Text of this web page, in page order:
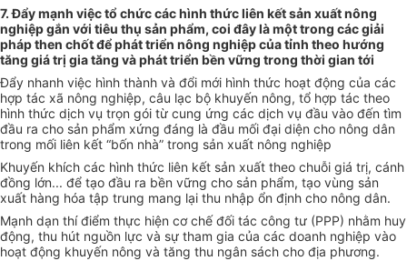
7. Đẩy mạnh việc tổ chức các hình thức liên kết sản xuất nông
nghiệp gắn với tiêu thụ sản phẩm, coi đây là một trong các giải
pháp then chốt để phát triển nông nghiệp của tỉnh theo hướng
tăng giá trị gia tăng và phát triển bền vững trong thời gian tới
Đẩy nhanh việc hình thành và đổi mới hình thức hoạt động của các
hợp tác xã nông nghiệp, câu lạc bộ khuyến nông, tổ hợp tác theo
hình thức dịch vụ trọn gói từ cung ứng các dịch vụ đầu vào đến tìm
đầu ra cho sản phẩm xứng đáng là đầu mối đại diện cho nông dân
trong mối liên kết “bốn nhà” trong sản xuất nông nghiệp
Khuyến khích các hình thức liên kết sản xuất theo chuỗi giá trị, cánh
đồng lớn... để tạo đầu ra bền vững cho sản phẩm, tạo vùng sản
xuất hàng hóa tập trung mang lại thu nhập ổn định cho nông dân.
Mạnh dạn thí điểm thực hiện cơ chế đối tác công tư (PPP) nhằm huy
động, thu hút nguồn lực và sự tham gia của các doanh nghiệp vào
hoạt động khuyến nông và tăng thu ngân sách cho địa phương.